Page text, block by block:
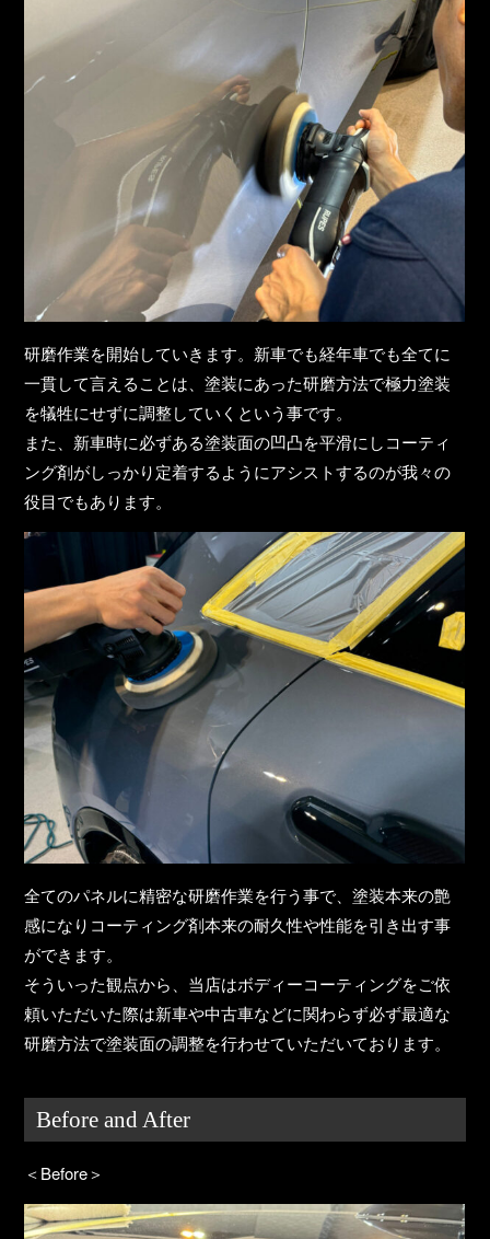
研磨作業を開始していきます。新車でも経年車でも全てに
一貫して言えることは、塗装にあった研磨方法で極力塗装
を犠牲にせずに調整していくという事です。
また、新車時に必ずある塗装面の凹凸を平滑にしコーティ
ング剤がしっかり定着するようにアシストするのが我々の
役目でもあります。
全てのパネルに精密な研磨作業を行う事で、塗装本来の艶
感になりコーティング剤本来の耐久性や性能を引き出す事
ができます。
そういった観点から、当店はボディーコーティングをご依
頼いただいた際は新車や中古車などに関わらず必ず最適な
研磨方法で塗装面の調整を行わせていただいております。
Before and After
＜Before＞